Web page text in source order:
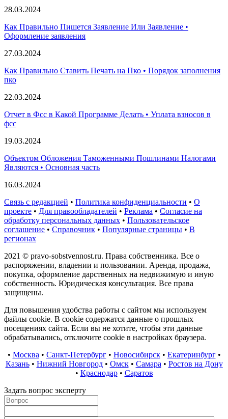
28.03.2024
Как Правильно Пишется Заявление Или Заявление •
Оформление заявления
27.03.2024
Как Правильно Ставить Печать на Пко • Порядок заполнения
пко
22.03.2024
Отчет в Фсс в Какой Программе Делать • Уплата взносов в
фсс
19.03.2024
Объектом Обложения Таможенными Пошлинами Налогами
Являются • Основная часть
16.03.2024
Связь с редакцией • Политика конфиденциальности • О
проекте • Для правообладателей • Реклама • Согласие на
обработку персональных данных • Пользовательское
соглашение • Справочник • Популярные страницы • В
регионах
2021 © pravo-sobstvennost.ru. Права собственника. Все о
распоряжении, владении и пользовании. Аренда, продажа,
покупка, оформление дарственных на недвижимую и иную
собственность. Юридическая консультация. Все права
защищены.
Для повышения удобства работы с сайтом мы используем
файлы cookie. В cookie содержатся данные о прошлых
посещениях сайта. Если вы не хотите, чтобы эти данные
обрабатывались, отключите cookie в настройках браузера.
• Москва • Санкт-Петербург• Новосибирск• Екатеринбург•
Казань• Нижний Новгород• Омск• Самара • Ростов на Дону
• Краснодар• Саратов
Задать вопрос эксперту